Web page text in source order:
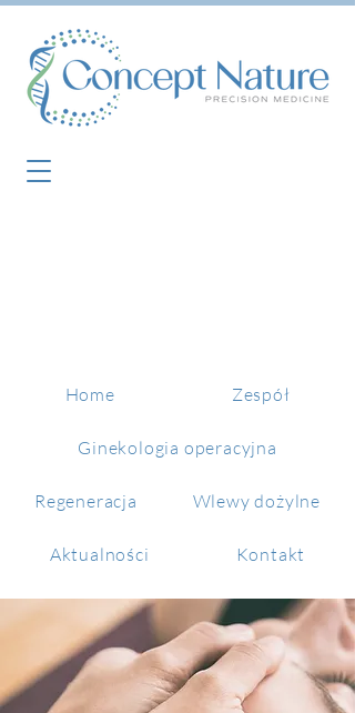
Home Zespół
Ginekologia operacyjna
Regeneracja Wlewy dożylne
Aktualności Kontakt